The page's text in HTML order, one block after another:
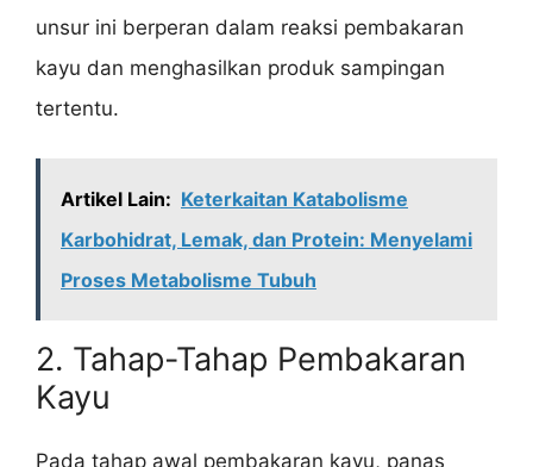
unsur ini berperan dalam reaksi pembakaran
kayu dan menghasilkan produk sampingan
tertentu.
Artikel Lain: Keterkaitan Katabolisme
Karbohidrat, Lemak, dan Protein: Menyelami
Proses Metabolisme Tubuh
2. Tahap-Tahap Pembakaran
Kayu
Pada tahap awal pembakaran kayu, panas